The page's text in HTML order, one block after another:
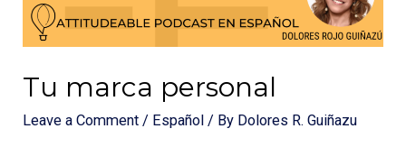
Tu marca personal
Leave a Comment / Español / By Dolores R. Guiñazu